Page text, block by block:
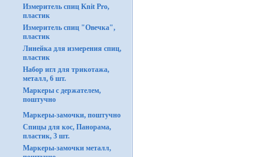
Измеритель спиц Knit Pro,
пластик
Измеритель спиц "Овечка",
пластик
Линейка для измерения спиц,
пластик
Набор игл для трикотажа,
металл, 6 шт.
Маркеры с держателем,
поштучно
Маркеры-замочки, поштучно
Спицы для кос, Панорама,
пластик, 3 шт.
Маркеры-замочки металл,